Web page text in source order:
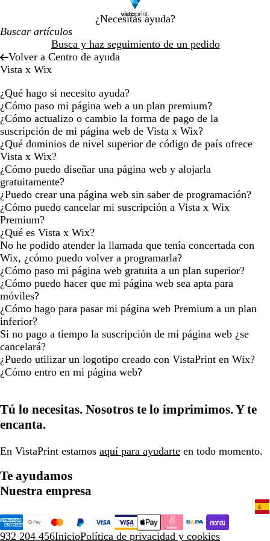
¿Necesitas ayuda?
Busca y haz seguimiento de un pedido
Volver a Centro de ayuda
Vista x Wix
¿Qué hago si necesito ayuda?
¿Cómo paso mi página web a un plan premium?
¿Cómo actualizo o cambio la forma de pago de la
suscripción de mi página web de Vista x Wix?
¿Qué dominios de nivel superior de código de país ofrece
Vista x Wix?
¿Cómo puedo diseñar una página web y alojarla
gratuitamente?
¿Puedo crear una página web sin saber de programación?
¿Cómo puedo cancelar mi suscripción a Vista x Wix
Premium?
¿Qué es Vista x Wix?
No he podido atender la llamada que tenía concertada con
Wix, ¿cómo puedo volver a programarla?
¿Cómo paso mi página web gratuita a un plan superior?
¿Cómo puedo hacer que mi página web sea apta para
móviles?
¿Cómo hago para pasar mi página web Premium a un plan
inferior?
Si no pago a tiempo la suscripción de mi página web ¿se
cancelará?
¿Puedo utilizar un logotipo creado con VistaPrint en Wix?
¿Cómo entro en mi página web?
Tú lo necesitas. Nosotros te lo imprimimos. Y te
encanta.
En VistaPrint estamos aquí para ayudarte en todo momento.
Te ayudamos
Nuestra empresa
932 204 456InicioPolítica de privacidad y cookies